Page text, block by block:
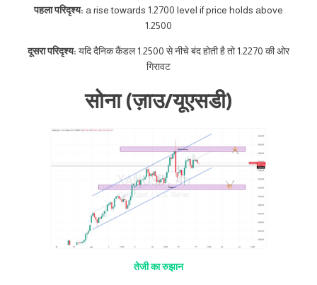
पहला परिदृश्य: a rise towards 1.2700 level if price holds above
1.2500
दूसरा परिदृश्य: यदि दैनिक कैंडल 1.2500 से नीचे बंद होती है तो 1.2270 की ओर
गिरावट
सोना (ज़ाउ/यूएसडी)
तेजी का रुझान